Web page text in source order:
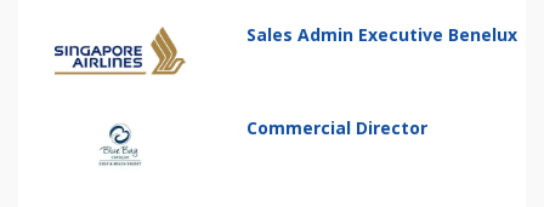
Sales Admin Executive Benelux
Commercial Director